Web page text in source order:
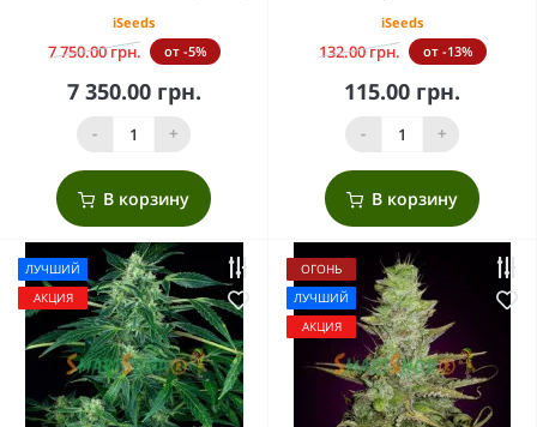
iSeeds
7 750.00 грн. от -5%
7 350.00 грн.
- +
В корзину
iSeeds
132.00 грн. от -13%
115.00 грн.
- +
В корзину
ЛУЧШИЙ
АКЦИЯ
ОГОНЬ
ЛУЧШИЙ
АКЦИЯ